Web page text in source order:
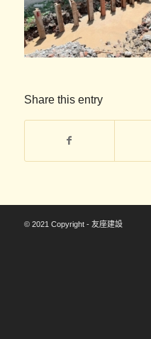
Share this entry
© 2021 Copyright - 友座建設